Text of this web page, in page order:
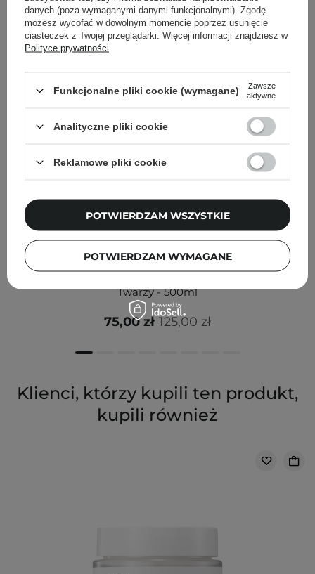
Inni klienci sprawdzali również
PROMOCJA
Twarzy - 500ml
125,00 zł
75,00 zł
Klienci, którzy kupili ten produkt,
kupili również
danych (poza wymaganymi danymi funkcjonalnymi). Zgodę
możesz wycofać w dowolnym momencie poprzez usunięcie
ciasteczek z Twojej przeglądarki. Więcej informacji znajdziesz w
Polityce prywatności
Funkcjonalne pliki cookie (wymagane)
Zawsze
aktywne
Analityczne pliki cookie
Reklamowe pliki cookie
POTWIERDZAM WYMAGANE
POTWIERDZAM WSZYSTKIE